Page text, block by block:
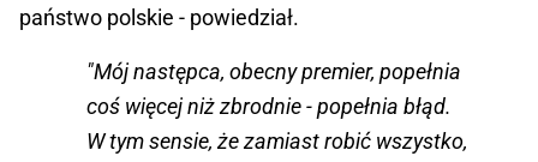
państwo polskie - powiedział.
"Mój następca, obecny premier, popełnia
coś więcej niż zbrodnie - popełnia błąd.
W tym sensie, że zamiast robić wszystko,